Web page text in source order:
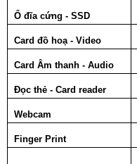
Ổ đĩa cứng - SSD
Card đồ hoạ - Video
Card Âm thanh - Audio
Đọc thẻ - Card reader
Webcam
Finger Print